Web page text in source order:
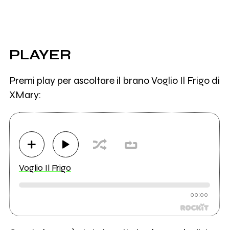
PLAYER
Premi play per ascoltare il brano Voglio Il Frigo di
XMary:
Voglio Il Frigo
00:00